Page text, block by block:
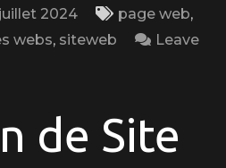
juillet 2024 page web,
webs, siteweb
Leave
de Site